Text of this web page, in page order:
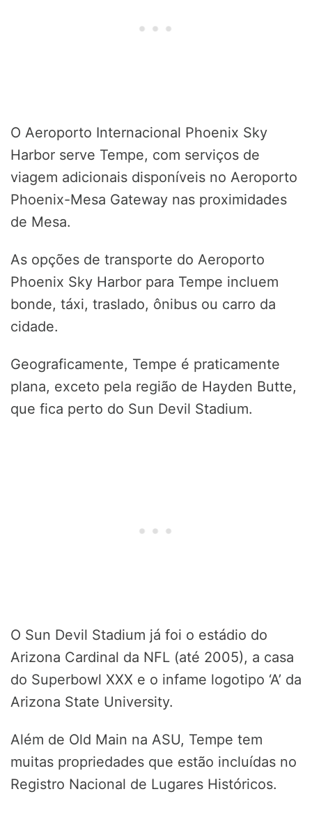
O Aeroporto Internacional Phoenix Sky
Harbor serve Tempe, com serviços de
viagem adicionais disponíveis no Aeroporto
Phoenix-Mesa Gateway nas proximidades
de Mesa.
As opções de transporte do Aeroporto
Phoenix Sky Harbor para Tempe incluem
bonde, táxi, traslado, ônibus ou carro da
cidade.
Geograficamente, Tempe é praticamente
plana, exceto pela região de Hayden Butte,
que fica perto do Sun Devil Stadium.
O Sun Devil Stadium já foi o estádio do
Arizona Cardinal da NFL (até 2005), a casa
do Superbowl XXX e o infame logotipo ‘A’ da
Arizona State University.
Além de Old Main na ASU, Tempe tem
muitas propriedades que estão incluídas no
Registro Nacional de Lugares Históricos.